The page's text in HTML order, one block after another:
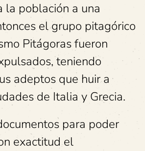
la población a una
el grupo pitagórico
Pitágoras fueron
teniendo
adeptos que huir a
de Italia y Grecia.
para poder
exactitud el